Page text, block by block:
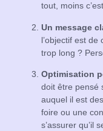
tout, moins
Un message
l’objectif est de
trop long ?
Optimisation
doit être pensé
auquel il est
foire ou une
s’assurer qu’il